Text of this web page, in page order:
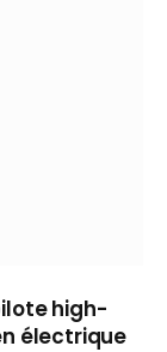
high-
électrique